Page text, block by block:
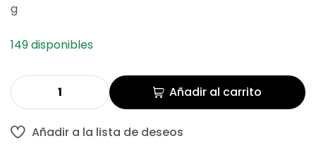
g
149 disponibles
Añadir al carrito
Añadir a la lista de deseos